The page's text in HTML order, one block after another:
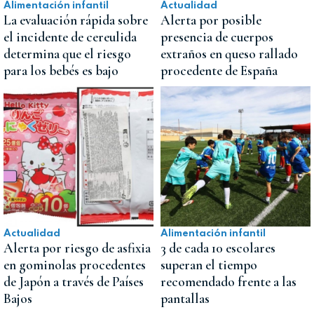
Alimentación infantil
La evaluación rápida sobre
el incidente de cereulida
determina que el riesgo
para los bebés es bajo
Actualidad
Alerta por posible
presencia de cuerpos
extraños en queso rallado
procedente de España
Actualidad
Alerta por riesgo de asfixia
en gominolas procedentes
de Japón a través de Países
Bajos
Alimentación infantil
3 de cada 10 escolares
superan el tiempo
recomendado frente a las
pantallas